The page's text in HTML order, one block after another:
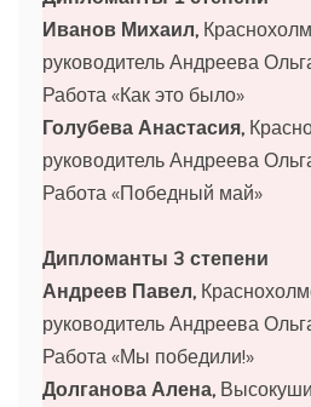
Иванов Михаил,
руководитель Андреева
Работа «Как это было»
Голубева Анастасия,
руководитель Андреева
Работа «Победный май»
Дипломанты 3 степени
Андреев Павел,
руководитель Андреева
Работа «Мы победили!»
Долганова Алена,